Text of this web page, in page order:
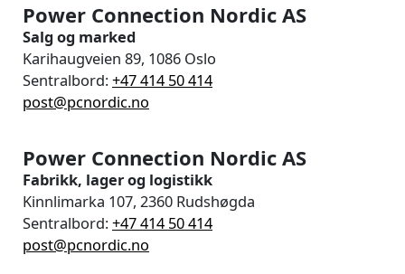
Power Connection Nordic AS
Salg og marked
Karihaugveien 89, 1086 Oslo
Sentralbord:+47 414 50 414
post@pcnordic.no
Power Connection Nordic AS
Fabrikk, lager og logistikk
Kinnlimarka 107, 2360 Rudshøgda
Sentralbord:+47 414 50 414
post@pcnordic.no